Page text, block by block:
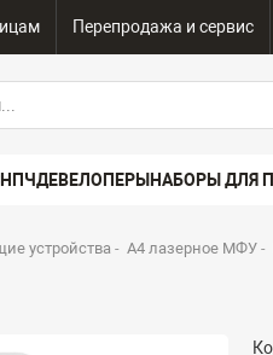
Перепродажа и сервис
ДЕВЕЛОПЕРЫ НАБОРЫ ДЛЯ
устройства - A4 лазерное МФУ -